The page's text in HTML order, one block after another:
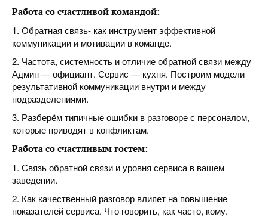
Работа со счастливой командой:
1. Обратная связь- как инструмент эффективной
коммуникации и мотивации в команде.
2. Частота, системность и отличие обратной связи между
Админ — официант. Сервис — кухня. Построим модели
результативной коммуникации внутри и между
подразделениями.
3. Разберём типичные ошибки в разговоре с персоналом,
которые приводят в конфликтам.
Работа со счастливым гостем:
1. Связь обратной связи и уровня сервиса в вашем
заведении.
2. Как качественный разговор влияет на повышение
показателей сервиса. Что говорить, как часто, кому.